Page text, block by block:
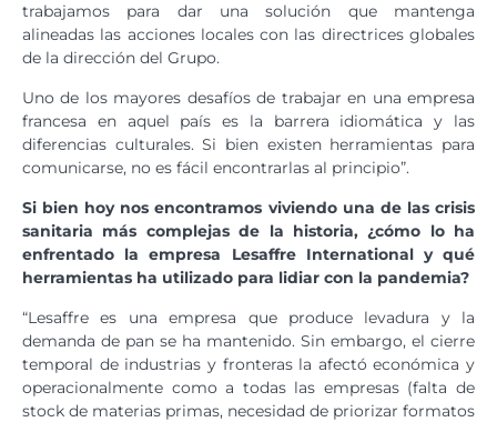
trabajamos para dar una solución que mantenga
alineadas las acciones locales con las directrices globales
de la dirección del Grupo.
Uno de los mayores desafíos de trabajar en una empresa
francesa en aquel país es la barrera idiomática y las
diferencias culturales. Si bien existen herramientas para
comunicarse, no es fácil encontrarlas al principio”.
Si bien hoy nos encontramos viviendo una de las crisis
sanitaria más complejas de la historia, ¿cómo lo ha
enfrentado la empresa Lesaffre International y qué
herramientas ha utilizado para lidiar con la pandemia?
“Lesaffre es una empresa que produce levadura y la
demanda de pan se ha mantenido. Sin embargo, el cierre
temporal de industrias y fronteras la afectó económica y
operacionalmente como a todas las empresas (falta de
stock de materias primas, necesidad de priorizar formatos